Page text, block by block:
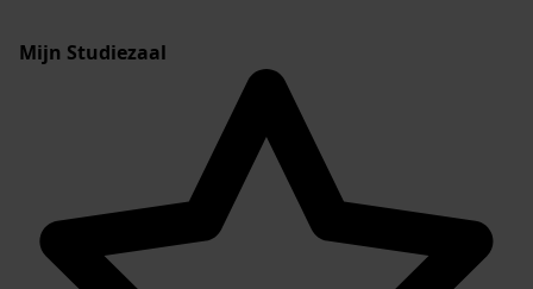
Mijn Studiezaal